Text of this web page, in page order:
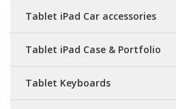
Tablet iPad Car accessories
Tablet iPad Case & Portfolio
Tablet Keyboards